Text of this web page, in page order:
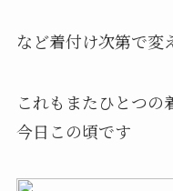
など着付け次第で変
これもまたひとつの
今日この頃です️